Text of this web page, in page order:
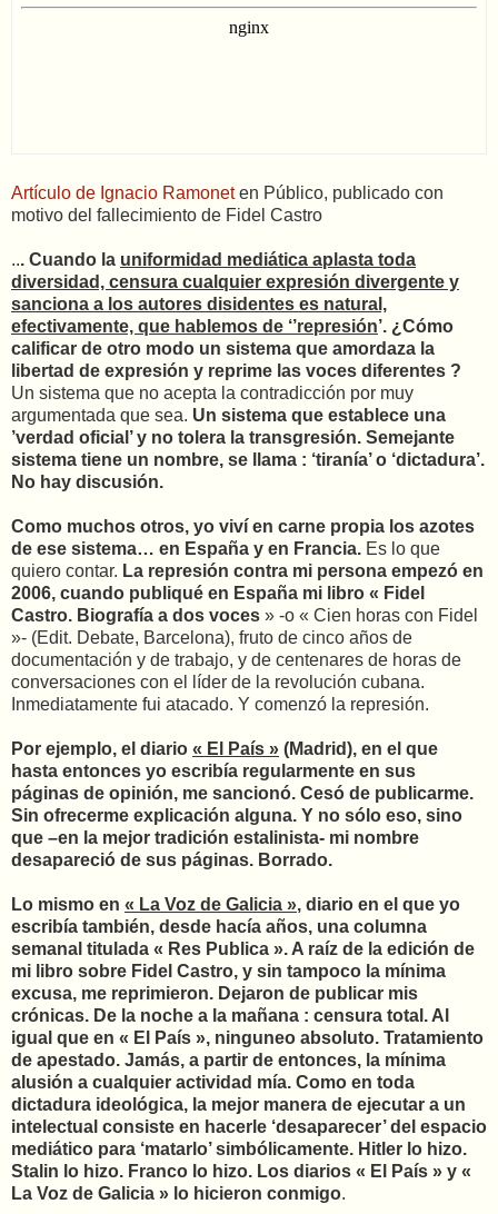
Artículo de Ignacio Ramoneten Público, publicado con
motivo del fallecimiento de Fidel Castro
... Cuando la uniformidad mediática aplasta toda
diversidad, censura cualquier expresión divergente y
sanciona a los autores disidentes es natural,
efectivamente, que hablemos de ‘’represión’. ¿Cómo
calificar de otro modo un sistema que amordaza la
libertad de expresión y reprime las voces diferentes ?
Un sistema que no acepta la contradicción por muy
argumentada que sea. Un sistema que establece una
’verdad oficial’ y no tolera la transgresión. Semejante
sistema tiene un nombre, se llama : ‘tiranía’ o ‘dictadura’.
No hay discusión.
Como muchos otros, yo viví en carne propia los azotes
de ese sistema… en España y en Francia. Es lo que
quiero contar. La represión contra mi persona empezó en
2006, cuando publiqué en España mi libro « Fidel
Castro. Biografía a dos voces » -o « Cien horas con Fidel
»- (Edit. Debate, Barcelona), fruto de cinco años de
documentación y de trabajo, y de centenares de horas de
conversaciones con el líder de la revolución cubana.
Inmediatamente fui atacado. Y comenzó la represión.
Por ejemplo, el diario « El País » (Madrid), en el que
hasta entonces yo escribía regularmente en sus
páginas de opinión, me sancionó. Cesó de publicarme.
Sin ofrecerme explicación alguna. Y no sólo eso, sino
que –en la mejor tradición estalinista- mi nombre
desapareció de sus páginas. Borrado.
Lo mismo en « La Voz de Galicia », diario en el que yo
escribía también, desde hacía años, una columna
semanal titulada « Res Publica ». A raíz de la edición de
mi libro sobre Fidel Castro, y sin tampoco la mínima
excusa, me reprimieron. Dejaron de publicar mis
crónicas. De la noche a la mañana : censura total. Al
igual que en « El País », ninguneo absoluto. Tratamiento
de apestado. Jamás, a partir de entonces, la mínima
alusión a cualquier actividad mía. Como en toda
dictadura ideológica, la mejor manera de ejecutar a un
intelectual consiste en hacerle ‘desaparecer’ del espacio
mediático para ‘matarlo’ simbólicamente. Hitler lo hizo.
Stalin lo hizo. Franco lo hizo. Los diarios « El País » y «
La Voz de Galicia » lo hicieron conmigo.